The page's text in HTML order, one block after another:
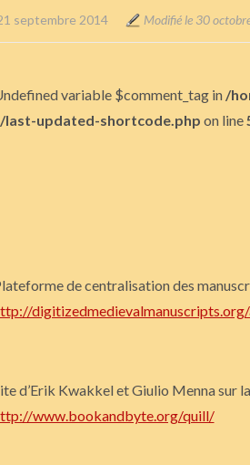
septembre 2014 Modifié le 30
variable $comment_tag in /
last-updated-shortcode.php on line
de centralisation des
d’Erik Kwakkel et Giulio Menna sur
www.bookandbyte.org/quill/